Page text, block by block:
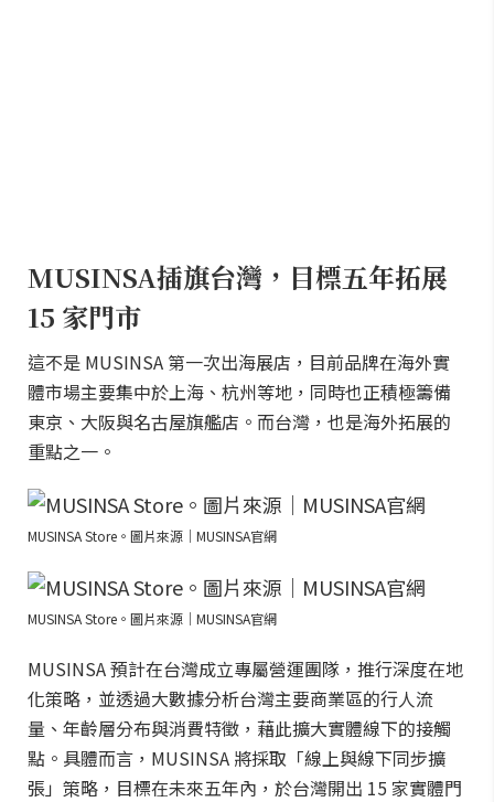
MUSINSA插旗台灣，目標五年拓展
15 家門市
這不是 MUSINSA 第一次出海展店，目前品牌在海外實
體市場主要集中於上海、杭州等地，同時也正積極籌備
東京、大阪與名古屋旗艦店。而台灣，也是海外拓展的
重點之一。
MUSINSA Store。圖片來源｜MUSINSA官網
MUSINSA Store。圖片來源｜MUSINSA官網
MUSINSA 預計在台灣成立專屬營運團隊，推行深度在地
化策略，並透過大數據分析台灣主要商業區的行人流
量、年齡層分布與消費特徵，藉此擴大實體線下的接觸
點。具體而言，MUSINSA 將採取「線上與線下同步擴
張」策略，目標在未來五年內，於台灣開出 15 家實體門